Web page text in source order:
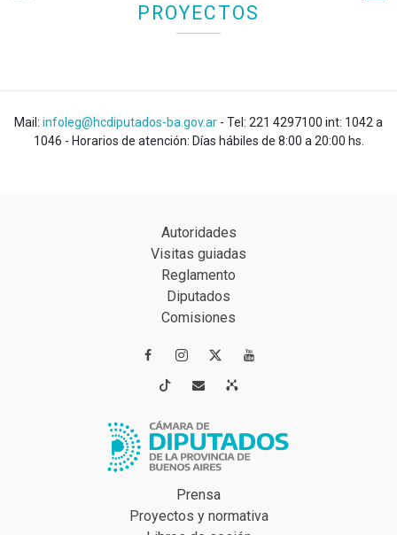
PROYECTOS
Mail: infoleg@hcdiputados-ba.gov.ar - Tel: 221 4297100 int: 1042 a
1046 - Horarios de atención: Días hábiles de 8:00 a 20:00 hs.
Autoridades
Visitas guiadas
Reglamento
Diputados
Comisiones
 
 
Prensa
Proyectos y normativa